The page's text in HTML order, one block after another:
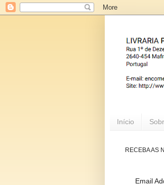
Início
RECEBA AS
Email